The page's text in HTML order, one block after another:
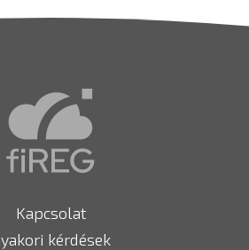
Kapcsolat
kérdések